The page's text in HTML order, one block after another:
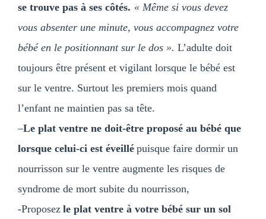
se trouve pas à ses côtés. « Même si vous devez
vous absenter une minute, vous accompagnez votre
bébé en le positionnant sur le dos ». L’adulte doit
toujours être présent et vigilant lorsque le bébé est
sur le ventre. Surtout les premiers mois quand
l’enfant ne maintien pas sa tête.
–Le plat ventre ne doit-être proposé au bébé que
lorsque celui-ci est éveillé puisque faire dormir un
nourrisson sur le ventre augmente les risques de
syndrome de mort subite du nourrisson,
-Proposez le plat ventre à votre bébé sur un sol